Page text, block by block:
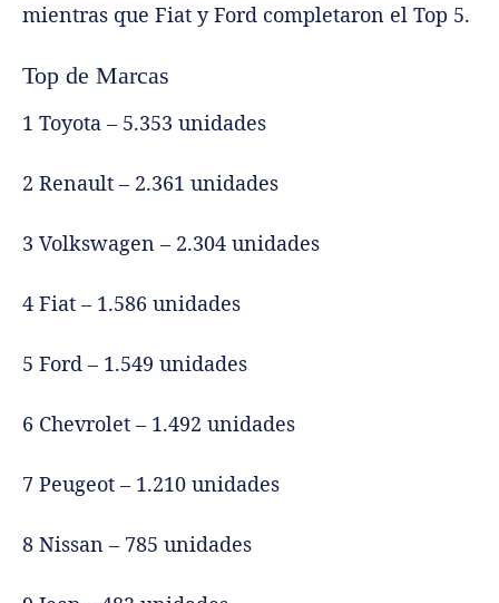
mientras que Fiat y Ford completaron el Top 5.
Top de Marcas
1 Toyota – 5.353 unidades
2 Renault – 2.361 unidades
3 Volkswagen – 2.304 unidades
4 Fiat – 1.586 unidades
5 Ford – 1.549 unidades
6 Chevrolet – 1.492 unidades
7 Peugeot – 1.210 unidades
8 Nissan – 785 unidades